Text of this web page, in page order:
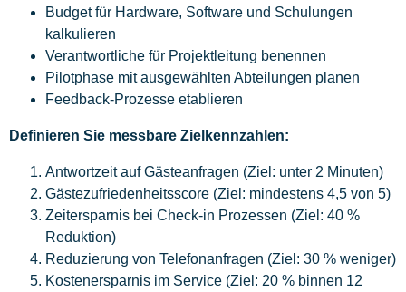
Budget für Hardware, Software und Schulungen
kalkulieren
Verantwortliche für Projektleitung benennen
Pilotphase mit ausgewählten Abteilungen planen
Feedback-Prozesse etablieren
Definieren Sie messbare Zielkennzahlen:
Antwortzeit auf Gästeanfragen (Ziel: unter 2 Minuten)
Gästezufriedenheitsscore (Ziel: mindestens 4,5 von 5)
Zeitersparnis bei Check-in Prozessen (Ziel: 40 %
Reduktion)
Reduzierung von Telefonanfragen (Ziel: 30 % weniger)
Kostenersparnis im Service (Ziel: 20 % binnen 12